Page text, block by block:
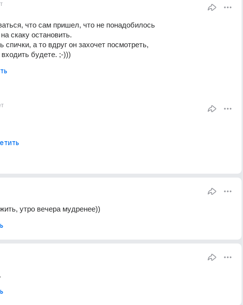
что сам пришел, что не понадобилось
скаку остановить.
спички, а то вдруг он захочет посмотреть,
будете. ;-)))
утро вечера мудренее))